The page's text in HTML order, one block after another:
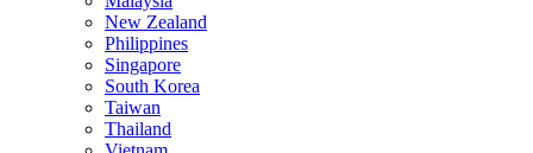
New Zealand
Philippines
Singapore
South Korea
Taiwan
Thailand